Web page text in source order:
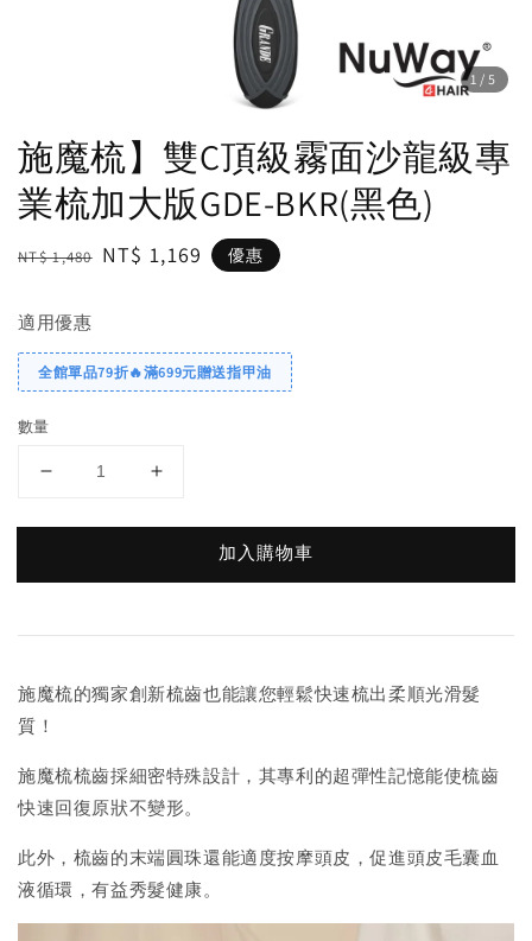
1 /5
施魔梳】雙C頂級霧面沙龍級專
業梳加大版GDE-BKR(黑色)
Regular
NT$ 1,480 Sale
NT$ 1,169 優惠
適用優惠
全館單品79折🔥滿699元贈送指甲油
數量
加入購物車
施魔梳的獨家創新梳齒也能讓您輕鬆快速梳出柔順光滑髮
質！
施魔梳梳齒採細密特殊設計，其專利的超彈性記憶能使梳齒
快速回復原狀不變形。
此外，梳齒的末端圓珠還能適度按摩頭皮，促進頭皮毛囊血
液循環，有益秀髮健康。